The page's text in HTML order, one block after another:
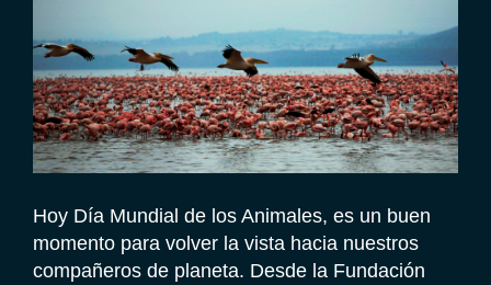
Hoy Día Mundial de los Animales, es un buen
momento para volver la vista hacia nuestros
compañeros de planeta. Desde la Fundación